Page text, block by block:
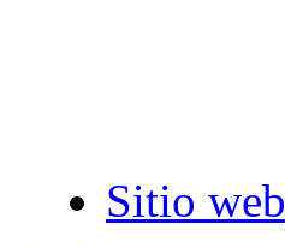
Sitio web